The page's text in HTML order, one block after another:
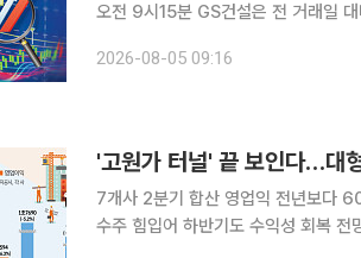
오전 9시15분 GS건설은 전 거래일
의 AI 데이터센터 투자와 베트남 원전
2026-08-05 09:16
'고원가 터널' 끝 보인다…대
7개사 2분기 합산 영업익 전년보다
수주 힘입어 하반기도 수익성 회복 전망 대형 건설사들이 장기간 실적을 짓누르던 고원가 부